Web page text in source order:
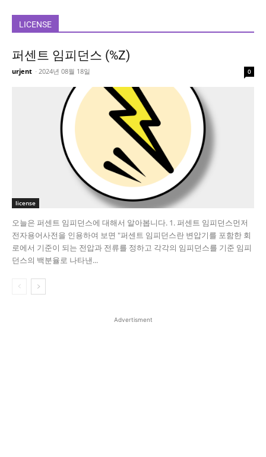
LICENSE
퍼센트 임피던스 (%Z)
urjent - 2024년 08월 18일 0
license
오늘은 퍼센트 임피던스에 대해서 알아봅니다. 1. 퍼센트 임피던스​ 먼저
전자용어사전을 인용하여 보면 "퍼센트 임피던스란 변압기를 포함한 회
로에서 기준이 되는 전압과 전류를 정하고 각각의 임피던스를 기준 임피
던스의 백분율로 나타낸...
Advertisment